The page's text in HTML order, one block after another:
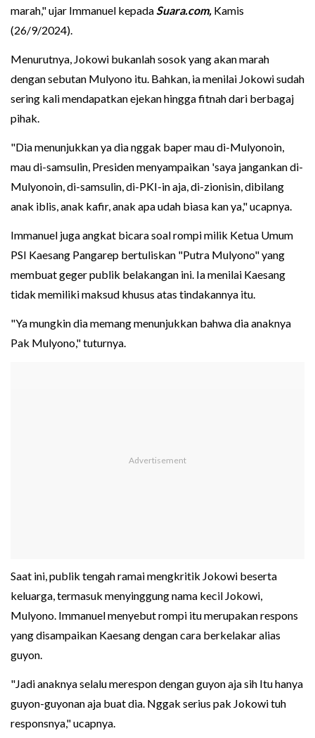
marah," ujar Immanuel kepadaSuara.com, Kamis
(26/9/2024).
Menurutnya, Jokowi bukanlah sosok yang akan marah
dengan sebutan Mulyono itu. Bahkan, ia menilai Jokowi sudah
sering kali mendapatkan ejekan hingga fitnah dari berbagaj
pihak.
"Dia menunjukkan ya dia nggak baper mau di-Mulyonoin,
mau di-samsulin, Presiden menyampaikan 'saya jangankan di-
Mulyonoin, di-samsulin, di-PKI-in aja, di-zionisin, dibilang
anak iblis, anak kafir, anak apa udah biasa kan ya," ucapnya.
Immanuel juga angkat bicara soal rompi milik Ketua Umum
PSI Kaesang Pangarep bertuliskan "Putra Mulyono" yang
membuat geger publik belakangan ini. Ia menilai Kaesang
tidak memiliki maksud khusus atas tindakannya itu.
"Ya mungkin dia memang menunjukkan bahwa dia anaknya
Pak Mulyono," tuturnya.
Saat ini, publik tengah ramai mengkritik Jokowi beserta
keluarga, termasuk menyinggung nama kecil Jokowi,
Mulyono. Immanuel menyebut rompi itu merupakan respons
yang disampaikan Kaesang dengan cara berkelakar alias
guyon.
"Jadi anaknya selalu merespon dengan guyon aja sih Itu hanya
guyon-guyonan aja buat dia. Nggak serius pak Jokowi tuh
responsnya," ucapnya.